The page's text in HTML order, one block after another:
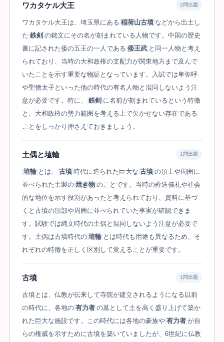
ワカタケル大王 2問出題
ワカタケル大王は、埼玉県にある 稲荷山古墳 などから出土し
た 鉄剣 の銘文にその名が刻まれている人物です。中国の歴史
書に記された倭の五王の一人である 倭王武 と同一人物と考え
られており、当時の大和政権の支配力が関東地方まで及んで
いたことを示す重要な物証となっています。入試では卑弥呼
や聖徳太子といった他の時代の有名人物と混同しないよう注
意が必要です。特に、
鉄剣 に名前が刻まれているという特徴
と、大和政権の勢力範囲を考える上で欠かせない存在である
ことをしっかり押さえておきましょう。
土偶と埴輪 1問出題
埴輪 とは、 古墳 時代に造られた巨大な 古墳 の頂上や周囲に
並べられた土製の 焼き物 のことです。当時の葬送儀礼や社会
的な地位を示す役割があったと考えられており、資料に基づ
くと古墳の頂部や周囲に並べられていた事実が確認できま
す。試験では縄文時代の土偶と混同しないよう注意が必要で
す。土偶は古墳時代の 埴輪 とは時代も用途も異なるため、そ
れぞれの特徴を正しく区別して覚えることが重要です。
古墳 1問出題
古墳とは、仏教が伝来して寺院が建立されるようになる以前
の時代に、各地の 有力者 の墓として土を高く盛り上げて築か
れた巨大な施設です。この時代には各地の豪族や 有力者 が自
らの権威を示すために古墳を築いていましたが、6世紀に仏教